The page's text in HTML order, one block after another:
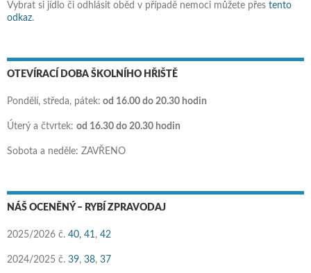
Vybrat si jídlo či odhlásit oběd v případě nemoci můžete přes tento
odkaz.
OTEVÍRACÍ DOBA ŠKOLNÍHO HŘIŠTĚ
Pondělí, středa, pátek: od 16.00 do 20.30 hodin
Úterý a čtvrtek: od 16.30 do 20.30 hodin
Sobota a neděle: ZAVŘENO
NÁŠ OCENĚNÝ – RYBÍ ZPRAVODAJ
2025/2026 č. 40, 41, 42
2024/2025 č. 39, 38, 37